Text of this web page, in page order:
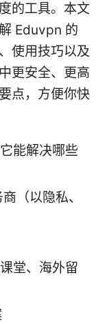
的工具。本文
Eduvpn 的
使用技巧以及
更安全、更高
点，方便你快
能解决哪些
（以隐私、
堂、海外留